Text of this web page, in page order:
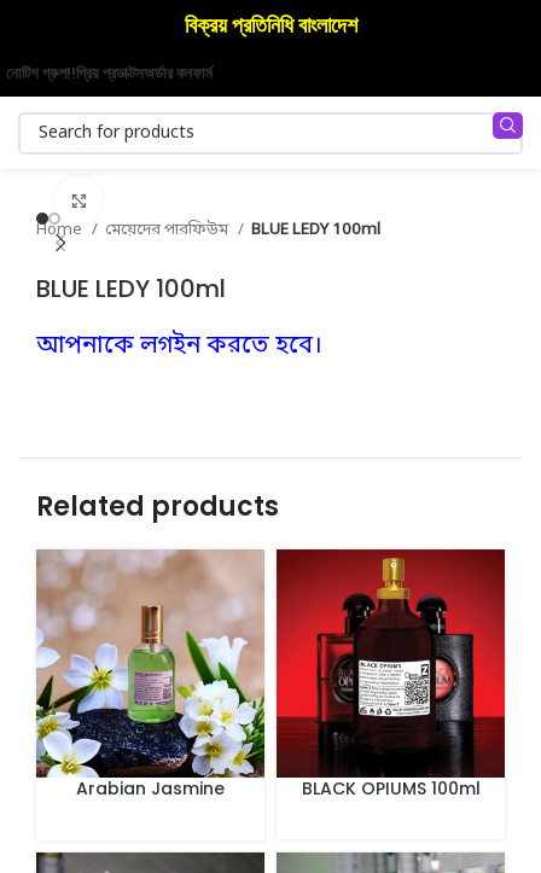
বিক্রয় প্রতিনিধি বাংলাদেশ
নোটিশ গ্রুপ!!প্রিয় প্রডাক্টসঅর্ডার কনফার্ম
Home মেয়েদের পারফিউম BLUE LEDY 100ml
BLUE LEDY 100ml
আপনাকে লগইন করতে হবে।
Related products
Arabian Jasmine
BLACK OPIUMS 100ml